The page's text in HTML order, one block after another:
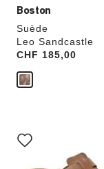
Boston
Suède
Leo Sandcastle
Price:
CHF 185,00
sur
les
échantillons